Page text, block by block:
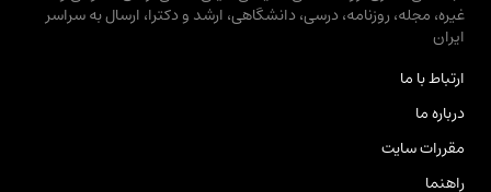
غیره، مجله، روزنامه، درسی، دانشگاهی، ارشد و دکترا، ارسال به سراسر
ایران
ارتباط با ما
درباره ما
مقررات سایت
راهنما